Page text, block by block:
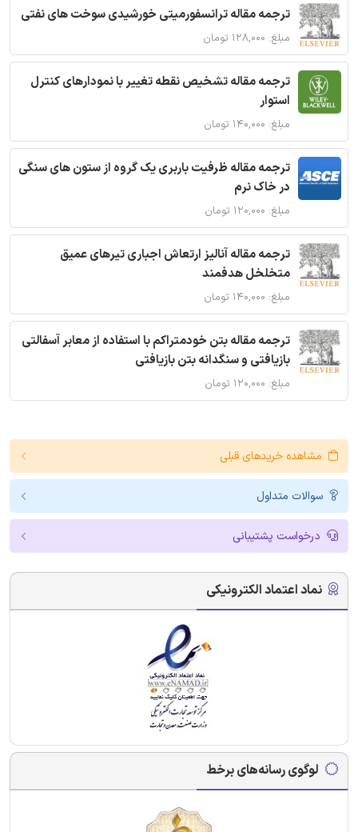
ترجمه مقاله ترانسفورمیتی خورشیدی سوخت های نفتی
مبلغ: ۱۲۸,۰۰۰ تومان
ترجمه مقاله تشخیص نقطه تغییر با نمودارهای کنترل
استوار
مبلغ: ۱۴۰,۰۰۰ تومان
ترجمه مقاله ظرفیت باربری یک گروه از ستون های سنگی
در خاک نرم
مبلغ: ۱۲۰,۰۰۰ تومان
ترجمه مقاله آنالیز ارتعاش اجباری تیرهای عمیق
متخلخل هدفمند
مبلغ: ۱۴۰,۰۰۰ تومان
ترجمه مقاله بتن خودمتراکم با استفاده از معابر آسفالتی
بازیافتی و سنگدانه بتن بازیافتی
مبلغ: ۱۲۰,۰۰۰ تومان
مشاهده خریدهای قبلی
سوالات متداول
درخواست پشتیبانی
نماد اعتماد الکترونیکی
لوگوی رسانه‌های برخط